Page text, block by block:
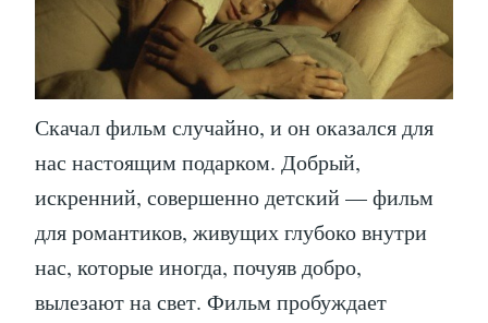
Скачал фильм случайно, и он оказался для
нас настоящим подарком. Добрый,
искренний, совершенно детский — фильм
для романтиков, живущих глубоко внутри
нас, которые иногда, почуяв добро,
вылезают на свет. Фильм пробуждает